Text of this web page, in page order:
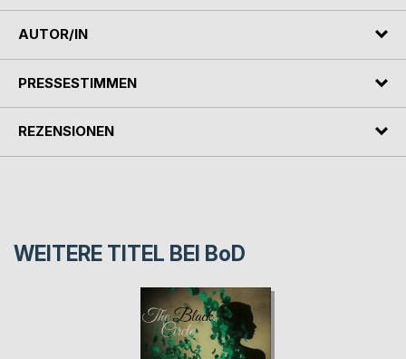
AUTOR/IN
PRESSESTIMMEN
REZENSIONEN
WEITERE TITEL BEI BoD